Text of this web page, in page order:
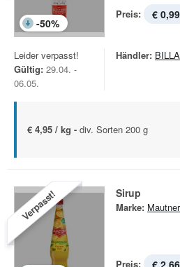
-50%
Preis: € 0,99
Leider verpasst!
Gültig: 29.04. -
06.05.
Händler:
€ 4,95 / kg - div. Sorten 200 g
Verpasst! Sirup
Marke:
Preis: € 2,66